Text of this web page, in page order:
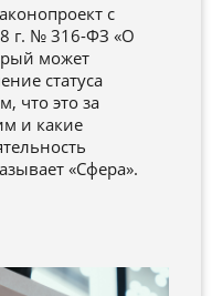
с
г. № 316-ФЗ «О
может
статуса
что это за
и какие
«Сфера».